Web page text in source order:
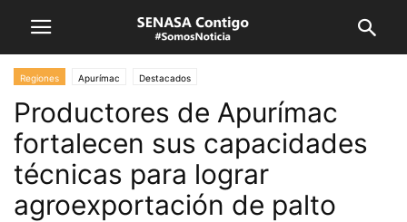
Regiones Apurímac Destacados
Productores de Apurímac
fortalecen sus capacidades
técnicas para lograr
agroexportación de palto